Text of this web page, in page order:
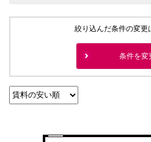
絞り込んだ条件の変更
条件を変